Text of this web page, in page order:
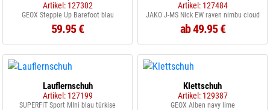
Artikel: 127302
GEOX Steppie Up Barefoot blau
59.95 €
Artikel: 127484
JAKO J-MS Nick EW raven nimbu cloud
ab 49.95 €
Lauflernschuh
Artikel: 127199
SUPERFIT Sport MIni blau türkise
Klettschuh
Artikel: 129387
GEOX Alben navy lime